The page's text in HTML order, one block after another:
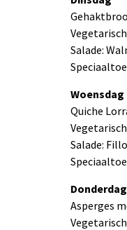
Salade:
Woensdag
Quiche
Salade:
Donderdag
Asperges